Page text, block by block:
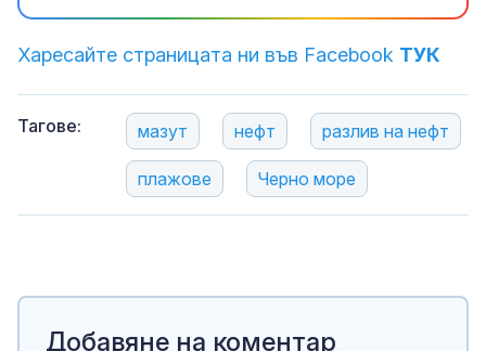
Харесайте страницата ни във Facebook ТУК
Тагове: мазут нефт разлив на нефт
плажове Черно море
Добавяне на коментар